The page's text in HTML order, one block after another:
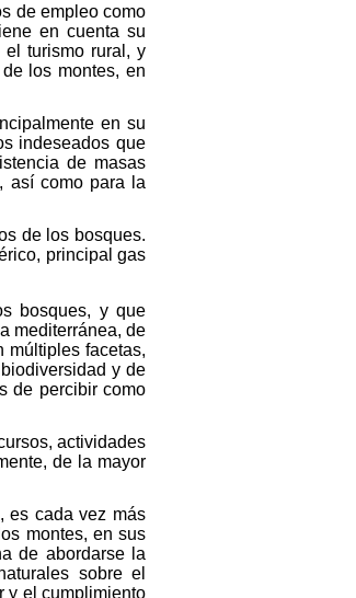
de empleo como
en cuenta su
turismo rural, y
los montes, en
en su
indeseados que
de masas
así como para la
de los bosques.
principal gas
bosques, y que
mediterránea, de
múltiples facetas,
y de
de percibir como
actividades
de la mayor
es cada vez más
montes, en sus
de abordarse la
sobre el
y el cumplimiento